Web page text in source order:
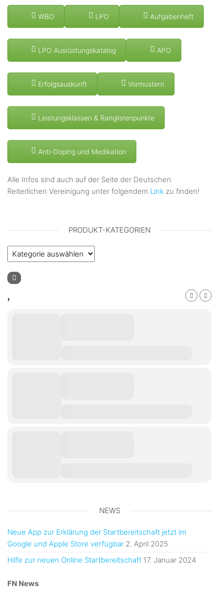
WBO LPO Aufgabenheft
LPO Ausrüstungskatalog APO
Erfolgsauskunft Vormustern
Leistungsklassen & Ranglistenpunkte
Anti-Doping und Medikation
Alle Infos sind auch auf der Seite der Deutschen
Reiterlichen Vereinigung unter folgendem Link zu finden!
PRODUKT-KATEGORIEN
,
NEWS
Neue App zur Erklärung der Startbereitschaft jetzt im
Google und Apple Store verfügbar 2. April 2025
Hilfe zur neuen Online Startbereitschaft 17. Januar 2024
FN News